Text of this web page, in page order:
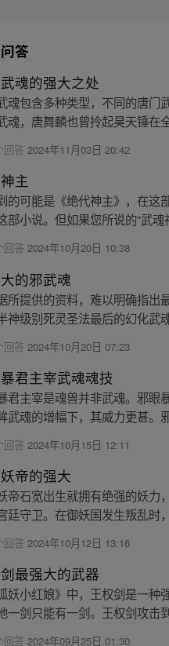
答
魂的强大之处
魂包含多种类型，不同的唐门
魂，唐舞麟也曾拎起昊天锤在
回答2024年11月03日 20:42
主
的可能是《绝代神主》，在这
部小说。但如果您所说的“武
回答2024年10月20日 10:38
的邪武魂
所提供的资料，难以明确指出
神级别死灵圣法最后的幻化武
回答 2024年10月20日 07:23
君主宰武魂魂技
君主宰是魂兽并非武魂。邪眼
武魂的增幅下，其威力更甚。
回答 2024年10月15日 12:11
帝的强大
帝石宽出生就拥有绝强的妖力
廷守卫。在御妖国发生叛乱时
回答2024年10月12日 13:16
最强大的武器
妖小红娘》中，王权剑是一种
一剑只能有一剑。王权剑攻击
回答2024年09月25日 01:30